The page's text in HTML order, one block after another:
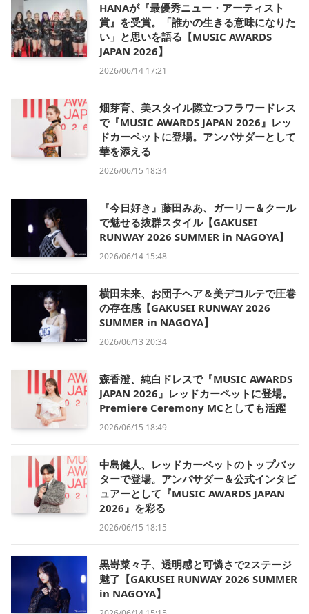
HANAが『最優秀ニュー・アーティスト
賞』を受賞。「誰かの生きる意味になりた
い」と思いを語る【MUSIC AWARDS
JAPAN 2026】
2026/06/14 17:21
畑芽育、美スタイル際立つフラワードレス
で『MUSIC AWARDS JAPAN 2026』レッ
ドカーペットに登場。アンバサダーとして
華を添える
2026/06/15 18:34
『今日好き』藤田みあ、ガーリー＆クール
で魅せる抜群スタイル【GAKUSEI
RUNWAY 2026 SUMMER in NAGOYA】
2026/06/14 15:48
横田未来、お団子ヘア＆美デコルテで圧巻
の存在感【GAKUSEI RUNWAY 2026
SUMMER in NAGOYA】
2026/06/13 20:34
森香澄、純白ドレスで『MUSIC AWARDS
JAPAN 2026』レッドカーペットに登場。
Premiere Ceremony MCとしても活躍
2026/06/15 18:49
中島健人、レッドカーペットのトップバッ
ターで登場。アンバサダー＆公式インタビ
ュアーとして『MUSIC AWARDS JAPAN
2026』を彩る
2026/06/15 18:15
黒嵜菜々子、透明感と可憐さで2ステージ
魅了【GAKUSEI RUNWAY 2026 SUMMER
in NAGOYA】